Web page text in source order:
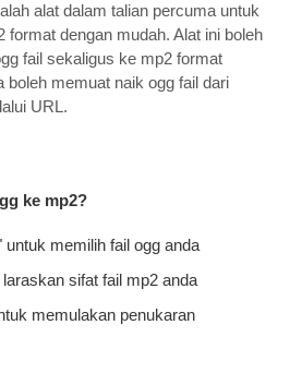
alat dalam talian percuma untuk
format dengan mudah. Alat ini boleh
fail sekaligus ke mp2 format
boleh memuat naik ogg fail dari
URL.
ke mp2?
untuk memilih fail ogg anda
sifat fail mp2 anda
memulakan penukaran